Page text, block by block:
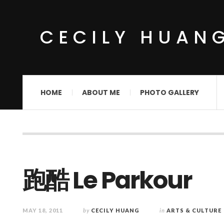
CECILY
HOME ABOUT ME PHOTO GALLERY
跑酷 Le Parkour
MAY 18, 2011 by CECILY HUANG in ARTS & CULTURE